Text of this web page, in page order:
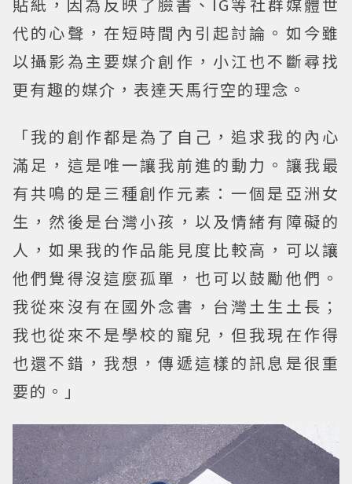
代的心聲，在短時間內引起討論。如今雖
以攝影為主要媒介創作，小江也不斷尋找
更有趣的媒介，表達天馬行空的理念。
「我的創作都是為了自己，追求我的內心
滿足，這是唯一讓我前進的動力。讓我最
有共鳴的是三種創作元素：一個是亞洲女
生，然後是台灣小孩，以及情緒有障礙的
人，如果我的作品能見度比較高，可以讓
他們覺得沒這麼孤單，也可以鼓勵他們。
我從來沒有在國外念書，台灣土生土長；
我也從來不是學校的寵兒，但我現在作得
也還不錯，我想，傳遞這樣的訊息是很重
要的。」